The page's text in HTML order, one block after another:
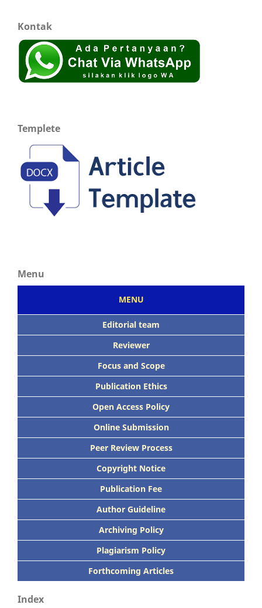
Kontak
Templete
Menu
MENU
Editorial team
Reviewer
Focus and Scope
Publication Ethics
Open Access Policy
Online Submission
Peer Review Process
Copyright Notice
Publication Fee
Author Guideline
Archiving Policy
Plagiarism Policy
Forthcoming Articles
Index